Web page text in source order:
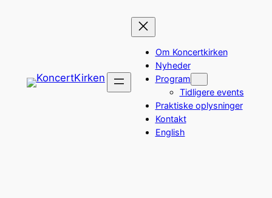
Om Koncertkirken
Nyheder
Program
Tidligere events
Praktiske oplysninger
Kontakt
English